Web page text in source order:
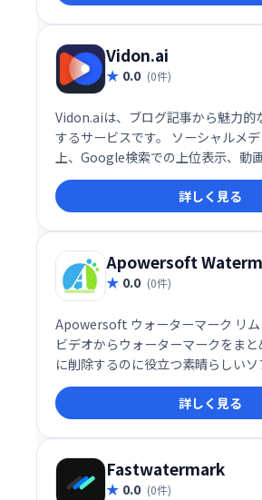
Vidon.ai
0.0 (0件)
Vidon.aiは、ブログ記事から魅力的
するサービスです。 ソーシャルメ
上、Google検索での上位表示、動
ムでのコンテンツ共有を支援します
単に動画化し、効果的なコンテンツ
実現できます。
詳しく見る
Apowersoft
0.0 (0件)
Apowersoft ウォーターマーク リ
ビデオからウォーターマークをま
に削除するのに役立つ素晴らしい
写真から不要なオブジェクトを削
透かし選択ツールがあります。ビデ
る場合は、ビデオの特定の部分か
の部分はそのままにしておくことが
詳しく見る
Fastwatermark
0.0 (0件)